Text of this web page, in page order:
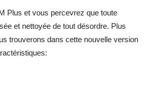
Plus et vous percevrez que toute
et nettoyée de tout désordre. Plus
trouverons dans cette nouvelle version